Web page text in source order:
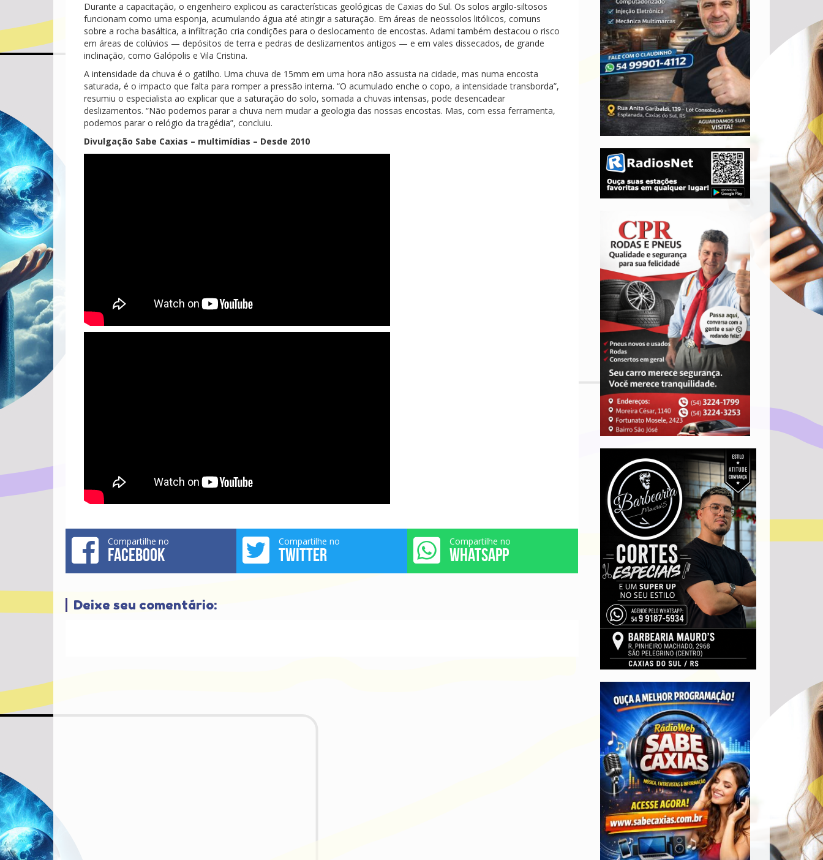
Durante a capacitação, o engenheiro explicou as características geológicas de Caxias do Sul. Os solos argilo-siltosos
funcionam como uma esponja, acumulando água até atingir a saturação. Em áreas de neossolos litólicos, comuns
sobre a rocha basáltica, a infiltração cria condições para o deslocamento de encostas. Adami também destacou o risco
em áreas de colúvios — depósitos de terra e pedras de deslizamentos antigos — e em vales dissecados, de grande
inclinação, como Galópolis e Vila Cristina.
A intensidade da chuva é o gatilho. Uma chuva de 15mm em uma hora não assusta na cidade, mas numa encosta
saturada, é o impacto que falta para romper a pressão interna. “O acumulado enche o copo, a intensidade transborda”,
resumiu o especialista ao explicar que a saturação do solo, somada a chuvas intensas, pode desencadear
deslizamentos. “Não podemos parar a chuva nem mudar a geologia das nossas encostas. Mas, com essa ferramenta,
podemos parar o relógio da tragédia”, concluiu.
Divulgação Sabe Caxias – multimídias – Desde 2010
Compartilhe no
FACEBOOK
Compartilhe no
TWITTER
Compartilhe no
WHATSAPP
Deixe seu comentário: